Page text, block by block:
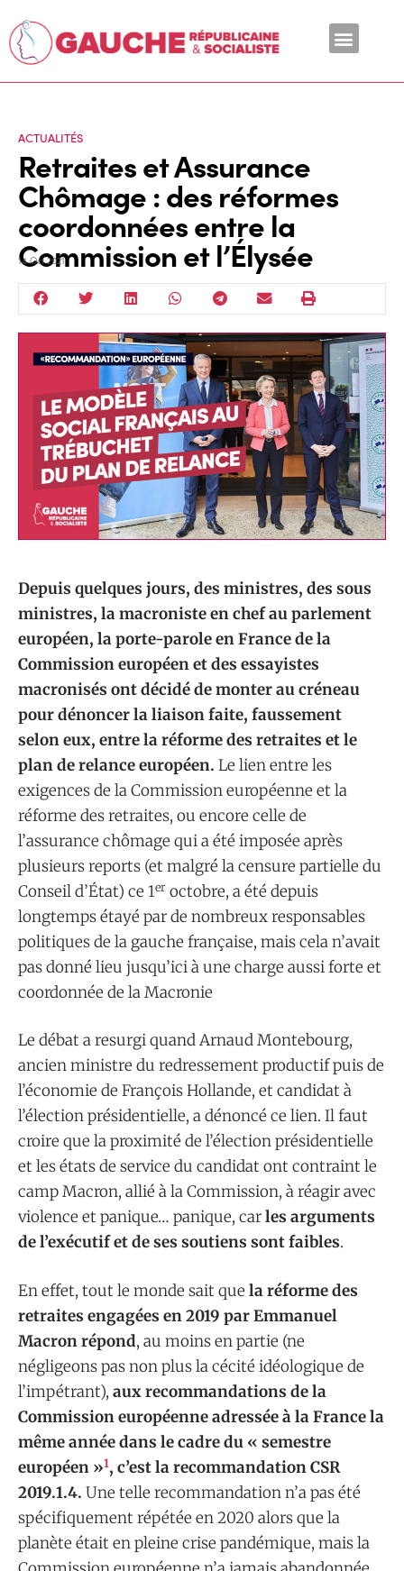
ACTUALITÉS
Retraites et Assurance
Chômage : des réformes
coordonnées entre la
Commission et l’Élysée
14 Oct 2021
Depuis quelques jours, des ministres, des sous
ministres, la macroniste en chef au parlement
européen, la porte-parole en France de la
Commission européen et des essayistes
macronisés ont décidé de monter au créneau
pour dénoncer la liaison faite, faussement
selon eux, entre la réforme des retraites et le
plan de relance européen. Le lien entre les
exigences de la Commission européenne et la
réforme des retraites, ou encore celle de
l’assurance chômage qui a été imposée après
plusieurs reports (et malgré la censure partielle du
Conseil d’État) ce 1er octobre, a été depuis
longtemps étayé par de nombreux responsables
politiques de la gauche française, mais cela n’avait
pas donné lieu jusqu’ici à une charge aussi forte et
coordonnée de la Macronie
Le débat a resurgi quand Arnaud Montebourg,
ancien ministre du redressement productif puis de
l’économie de François Hollande, et candidat à
l’élection présidentielle, a dénoncé ce lien. Il faut
croire que la proximité de l’élection présidentielle
et les états de service du candidat ont contraint le
camp Macron, allié à la Commission, à réagir avec
violence et panique… panique, carles arguments
de l’exécutif et de ses soutiens sont faibles.
En effet, tout le monde sait que la réforme des
retraites engagées en 2019 par Emmanuel
Macron répond, au moins en partie (ne
négligeons pas non plus la cécité idéologique de
l’impétrant), aux recommandations de la
Commission européenne adressée à la France la
même année dans le cadre du « semestre
européen »1, c’est la recommandation CSR
2019.1.4. Une telle recommandation n’a pas été
spécifiquement répétée en 2020 alors que la
planète était en pleine crise pandémique, mais la